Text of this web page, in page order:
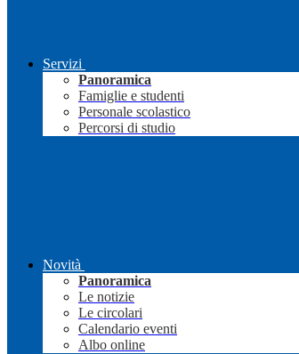
Servizi
Panoramica
Famiglie e studenti
Personale scolastico
Percorsi di studio
Novità
Panoramica
Le notizie
Le circolari
Calendario eventi
Albo online